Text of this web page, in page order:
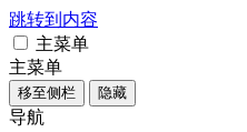
跳转到内容
主菜单
主菜单
移至侧栏 隐藏
导航